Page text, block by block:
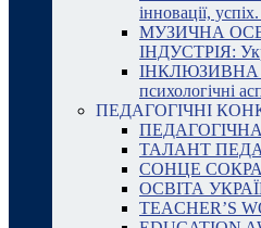
інновації,
МУЗИЧНА
ІНДУСТРІЯ:
ІНКЛЮЗИВНА
психологічні
ПЕДАГОГІЧНІ
ТАЛАНТ
СОНЦЕ
ОСВІТА
TEACHER’S